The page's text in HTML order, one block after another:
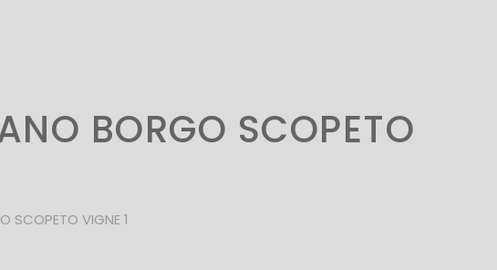
BORGO SCOPETO
SCOPETO VIGNE 1